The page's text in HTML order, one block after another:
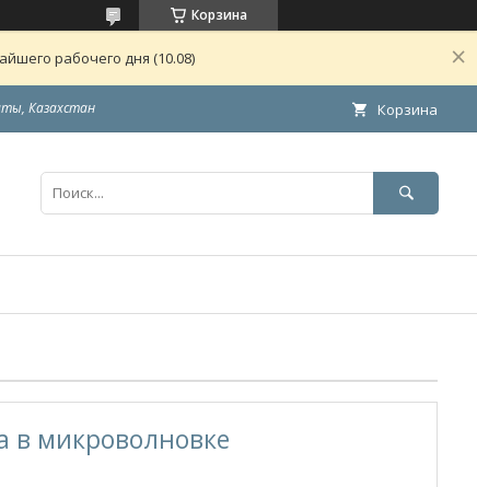
Корзина
рабочего дня (10.08)
Казахстан Корзина
в микроволновке